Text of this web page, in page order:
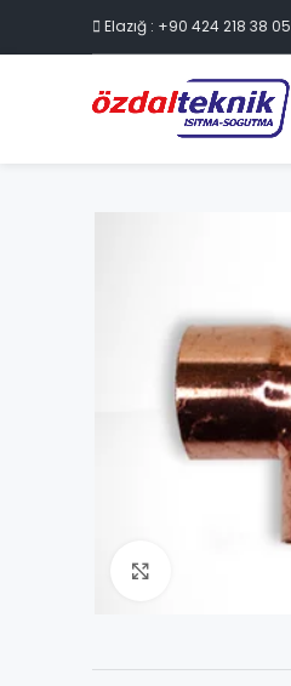
Elazığ : +90 424 218 38 05